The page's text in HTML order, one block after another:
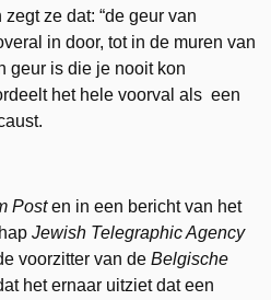
ze dat: “de geur van
in door, tot in de muren van
geur is die je nooit kon
het hele voorval als een
Posten in een bericht van het
Jewish Telegraphic Agency
voorzitter van deBelgische
het ernaar uitziet dat een